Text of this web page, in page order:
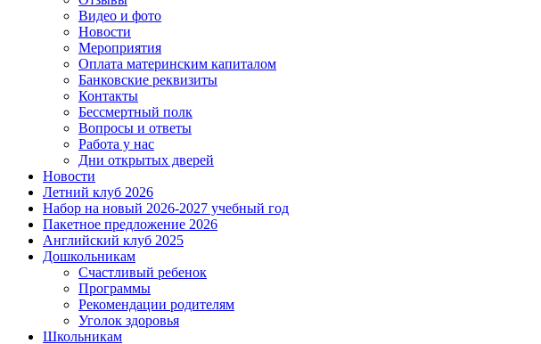
Видео и фото
Новости
Мероприятия
Оплата материнским капиталом
Банковские реквизиты
Контакты
Бессмертный полк
Вопросы и ответы
Работа у нас
Дни открытых дверей
Новости
Летний клуб 2026
Набор на новый 2026-2027 учебный год
Пакетное предложение 2026
Английский клуб 2025
Дошкольникам
Счастливый ребенок
Программы
Рекомендации родителям
Уголок здоровья
Школьникам